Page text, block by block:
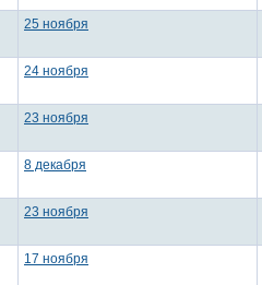
25 ноября
24 ноября
23 ноября
8 декабря
23 ноября
17 ноября